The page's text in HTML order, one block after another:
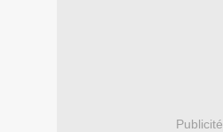
Publicité